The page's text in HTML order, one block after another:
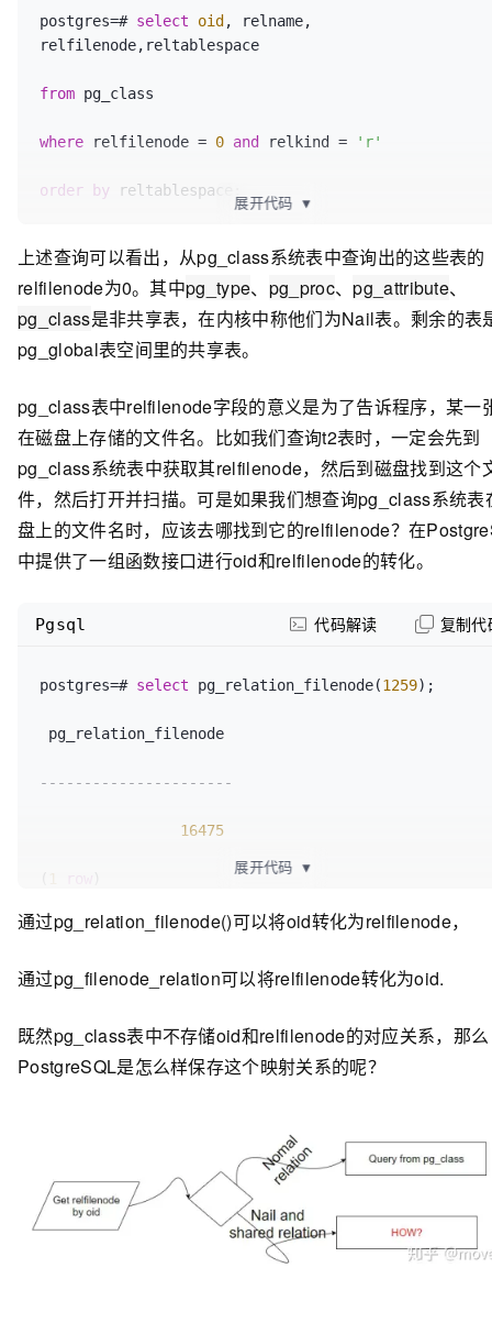
postgres=# checkpoint
../data/base/ 12835/ 16808
录
movead@movead-PC:/h2/pgpgpg/bin$ ll
../data/base/12835 /16811
../data/base/12835/16811
movead@movead-PC:/h2/pgpgpg/bin$
postgres=# select oid , relname,
relfilenode,reltablespace
from pg_class
where relfilenode = 0 and relkind = 'r'
order by reltablespace;
| reltablespace
------+-----------------------+-------------
| 0 | 0
| pg_proc
| 0 | 0
1249 | pg_attribute
| 0 | 0
|
|
| 0 |
1262
| pg_database
| 0 | 1664
| 0 | 1664
1214 | pg_shdepend
| 0 | 1664
|
1260 | pg_authid
| 0 |
| pg_replication_origin
展开代码 ▼
上述查询可以看出，从pg_class系统表中查询出的这些表的
relfilenode为0。其中pg_type、 pg_proc、pg_attribute、
pg_class是非共享表，在内核中称他们为Nail表。剩余的表
pg_global表空间里的共享表。
pg_class表中relfilenode字段的意义是为了告诉程序，某一
在磁盘上存储的文件名。比如我们查询t2表时，一定会先到
pg_class系统表中获取其relfilenode，然后到磁盘找到这个
件，然后打开并扫描。可是如果我们想查询pg_class系统表
盘上的文件名时，应该去哪找到它的relfilenode？在
中提供了一组函数接口进行oid和relfilenode的转化。
postgres=# select pg_relation_filenode(1259);
pg_relation_filenode
----------------------
16475
1
postgres=# select pg_filenode_relation(0,16475
pg_filenode_relation
----------------------
pg_filenode_relation( 16475 )::
Pgsql 代码解读 复制代
展开代码 ▼
通过pg_relation_filenode()可以将oid转化为relfilenode，
通过pg_filenode_relation可以将relfilenode转化为oid.
既然pg_class表中不存储oid和relfilenode的对应关系，那么
PostgreSQL是怎么样保存这个映射关系的呢？